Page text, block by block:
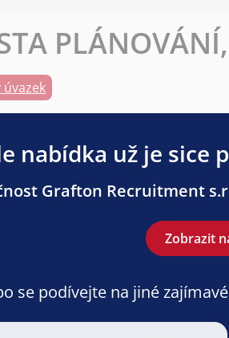
úvazek
nabídka už je sice
Grafton Recruitment
Zobrazit
se podívejte na jiné